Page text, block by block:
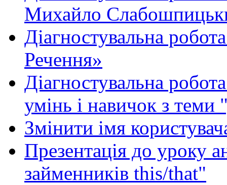
Михайло
Діагностувальна
Речення»
Діагностувальна
умінь і навичок з теми
Змінити імя
Презентація до уроку
займенників this/that"